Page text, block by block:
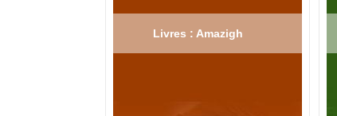
Livres : Amazigh